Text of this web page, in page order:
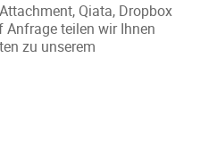
Qiata, Dropbox
teilen wir Ihnen
zu unserem